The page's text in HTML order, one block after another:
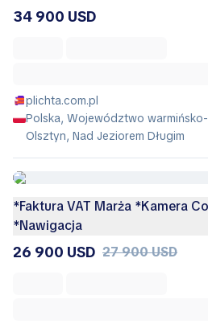
34 900 USD
plichta.com.pl
Polska, Województwo
Olsztyn, Nad Jeziorem Długim
*Faktura VAT Marża *Kamera
*Nawigacja
26 900 USD 27 900 USD